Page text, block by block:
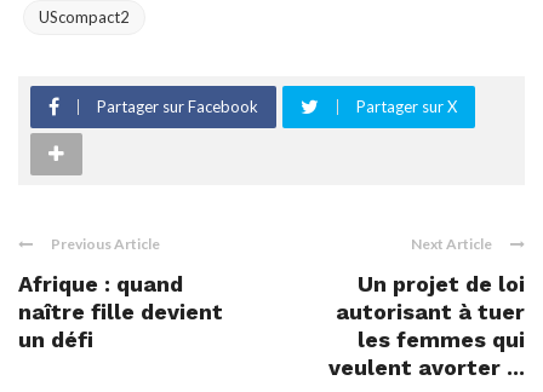
UScompact2
Partager sur Facebook Partager sur X
Previous Article
Afrique : quand
naître fille devient
un défi
Next Article
Un projet de loi
autorisant à tuer
les femmes qui
veulent avorter ...